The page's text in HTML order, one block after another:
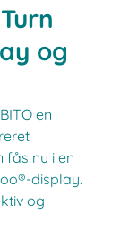
og
en
fås nu i en
display.
og